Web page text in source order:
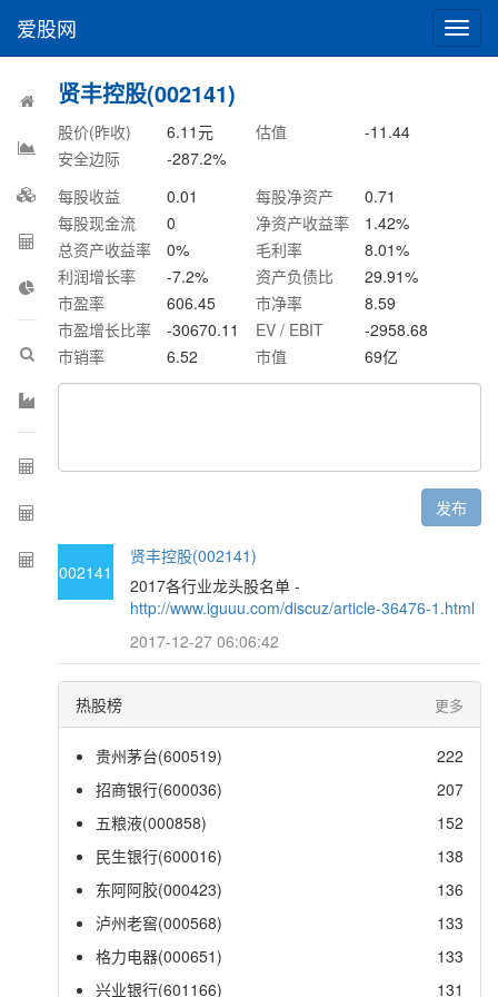
切
换
爱股网
贤丰控股(002141)
股价(昨收) 6.11元 估值
-11.44
安全边际
-287.2%
每股收益
0.01 每股净资产
0.71
每股现金流
0 净资产收益率 1.42%
总资产收益率
0% 毛利率 8.01%
利润增长率
-7.2% 资产负债比 29.91%
市盈率
606.45 市净率
8.59
市盈增长比率
-30670.11 EV / EBIT
-2958.68
市销率
6.52 市值 69亿
发布
002141
贤丰控股(002141)
2017各行业龙头股名单 -
http://www.iguuu.com/discuz/article-36476-1.html
2017-12-27 06:06:42
热股榜 更多
贵州茅台(600519)
222
招商银行(600036)
207
五粮液(000858)
152
民生银行(600016)
138
东阿阿胶(000423)
136
泸州老窖(000568)
133
格力电器(000651)
133
兴业银行(601166)
131